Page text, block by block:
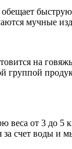
мучные
на
от 3 до 5
за счет воды